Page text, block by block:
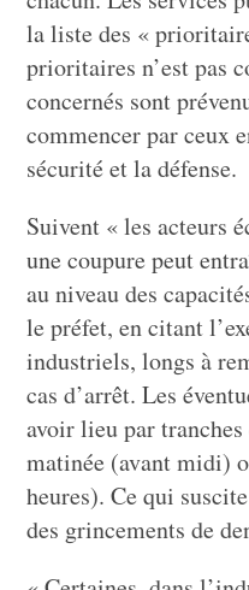
la liste des «
prioritaires n’est pas
concernés sont
commencer par ceux
sécurité et la défense.
Suivent « les acteurs
une coupure peut
au niveau des
le préfet, en citant
industriels, longs à
cas d’arrêt. Les
avoir lieu par
matinée (avant midi)
heures). Ce qui
des grincements de